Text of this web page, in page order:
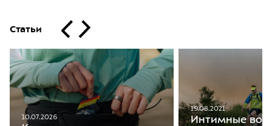
Статьи
10.07.2026
19.08.2021
Интимные